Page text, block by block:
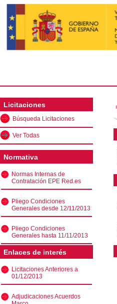
Licitaciones
Búsqueda Licitaciones
Ver Todas
Normativa
Normas Internas de
Contratación EPE Red.es
Pliego Condiciones
Generales desde 12/11/2013
Pliego Condiciones
Generales hasta 11/11/2013
Enlaces de interés
Licitaciones Anteriores a
01/12/2013
Adjudicaciones Acuerdos